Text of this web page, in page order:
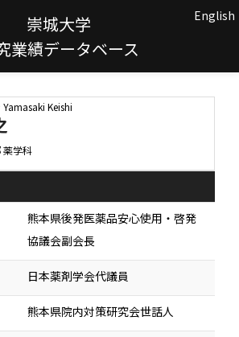
崇城大学
業績データベース
English
Yamasaki Keishi
薬学科
熊本県後発医薬品安心使用・啓発
協議会副会長
日本薬剤学会代議員
熊本県院内対策研究会世話人